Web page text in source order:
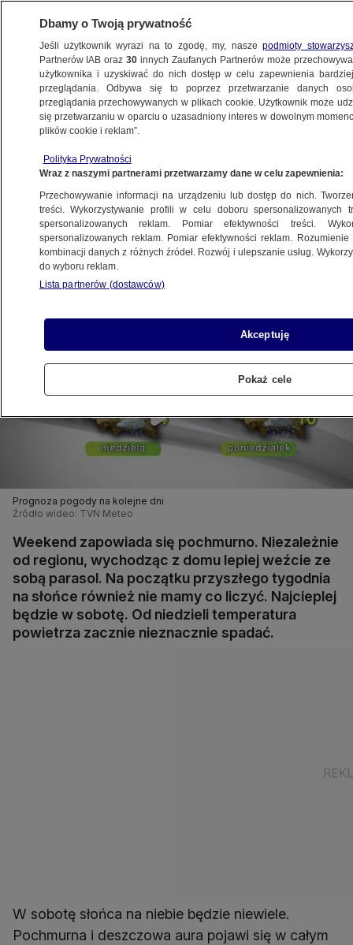
METEO
NAJNOWSZE
schowa się za chmurami. Pojawi się
deszcz
16.10.2015, 15:48
Udostępnij
Prognoza pogody na kolejne dni
Źródło wideo: TVN Meteo
Weekend zapowiada się pochmurno. Niezależnie
od regionu, wychodząc z domu lepiej weźcie ze
sobą parasol. Na początku przyszłego tygodnia
na słońce również nie mamy co liczyć. Najcieplej
będzie w sobotę. Od niedzieli temperatura
powietrza zacznie nieznacznie spadać.
W sobotę słońca na niebie będzie niewiele.
Pochmurna i deszczowa aura pojawi się w całym
Dbamy o Twoją prywatność
Jeśli użytkownik wyrazi na to zgodę, my, naszepodmioty
Partnerów IAB oraz30 innych Zaufanych Partnerów może
użytkownika i uzyskiwać do nich dostęp w celu zapewnienia
przeglądania. Odbywa się to poprzez przetwarzanie danych
przeglądania przechowywanych w plikach cookie. Użytkownik może
się przetwarzaniu w oparciu o uzasadniony interes w dowolnym
plików cookie i reklam”.
Polityka Prywatności
Wraz z naszymi partnerami przetwarzamy dane w celu zapewnienia:
Przechowywanie informacji na urządzeniu lub dostęp do nich.
treści. Wykorzystywanie profili w celu doboru spersonalizowanych
spersonalizowanych reklam. Pomiar efektywności treści.
spersonalizowanych reklam. Pomiar efektywności reklam.
kombinacji danych z różnych źródeł. Rozwój i ulepszanie usług.
do wyboru reklam.
Lista partnerów (dostawców)
Akceptuję
Pokaż cele